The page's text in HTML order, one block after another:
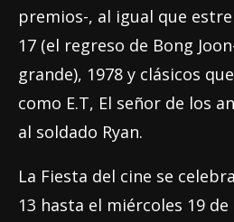
premios-, al igual que
17 (el regreso de Bong
grande), 1978 y clásicos
como E.T, El señor de los
al soldado Ryan.
La Fiesta del cine se
13 hasta el miércoles 19